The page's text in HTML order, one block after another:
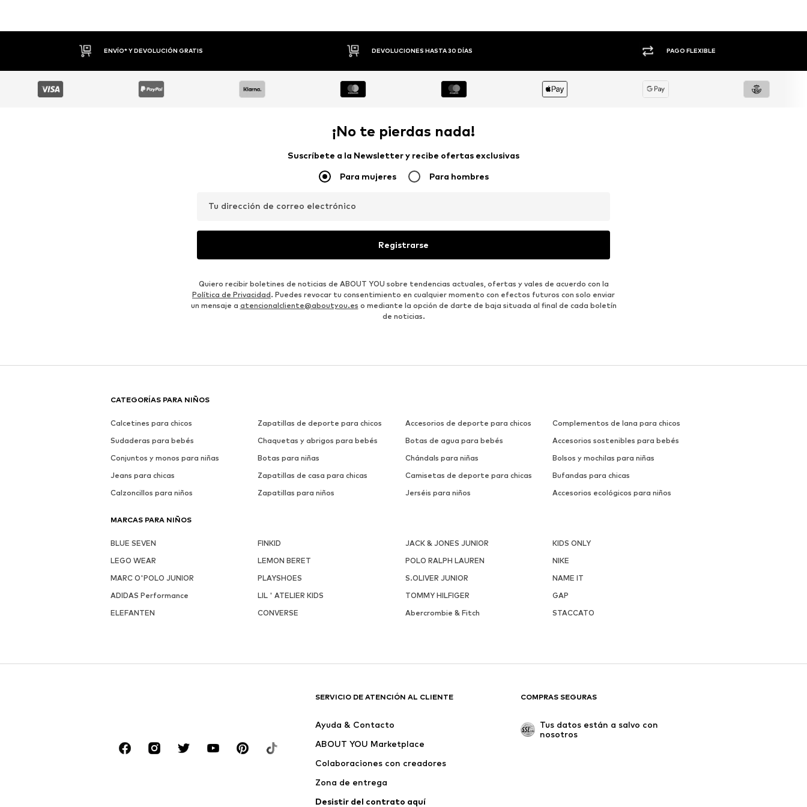
ENVÍO* Y DEVOLUCIÓN GRATIS DEVOLUCIONES HASTA 30 DÍAS
¡No te pierdas nada!
Suscríbete a la Newsletter y recibe ofertas exclusivas
Para mujeres Para hombres
Tu dirección de correo electrónico
Registrarse
Quiero recibir boletines de noticias de ABOUT YOU sobre tendencias actuales, ofertas y vales de acuerdo con la
Política de Privacidad. Puedes revocar tu consentimiento en cualquier momento con efectos futuros con solo enviar
un mensaje a atencionalcliente@aboutyou.es o mediante la opción de darte de baja situada al final de cada boletín
de noticias.
CATEGORÍAS PARA NIÑOS
Calcetines para chicos Zapatillas de deporte para chicos Accesorios de deporte para chicos
Complementos de lana para chicos
Sudaderas para bebés
Chaquetas y abrigos para bebés Botas de agua para bebés
Accesorios sostenibles para bebés
Conjuntos y monos para niñas
Botas para niñas Chándals para niñas
Bolsos y mochilas para niñas
Jeans para chicas
Zapatillas de casa para chicas Camisetas de deporte para chicas
Bufandas para chicas
Calzoncillos para niños
Zapatillas para niños Jerséis para niños Accesorios ecológicos para niños
MARCAS PARA NIÑOS
BLUE SEVEN FINKID JACK & JONES JUNIOR
KIDS ONLY
LEGO WEAR
LEMON BERET POLO RALPH LAUREN
NIKE
MARC O'POLO JUNIOR
PLAYSHOES S.OLIVER JUNIOR
NAME IT
ADIDAS Performance
LIL ' ATELIER KIDS TOMMY HILFIGER
GAP
ELEFANTEN
CONVERSE Abercrombie & Fitch STACCATO
SERVICIO DE ATENCIÓN AL CLIENTE
Ayuda & Contacto
ABOUT YOU Marketplace
Colaboraciones con creadores
Zona de entrega
Desistir del contrato aquí
COMPRAS SEGURAS
Tus datos están a salvo con
nosotros